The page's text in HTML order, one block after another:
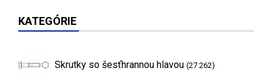
KATEGÓRIE
Skrutky so šesťhrannou hlavou (27 262)